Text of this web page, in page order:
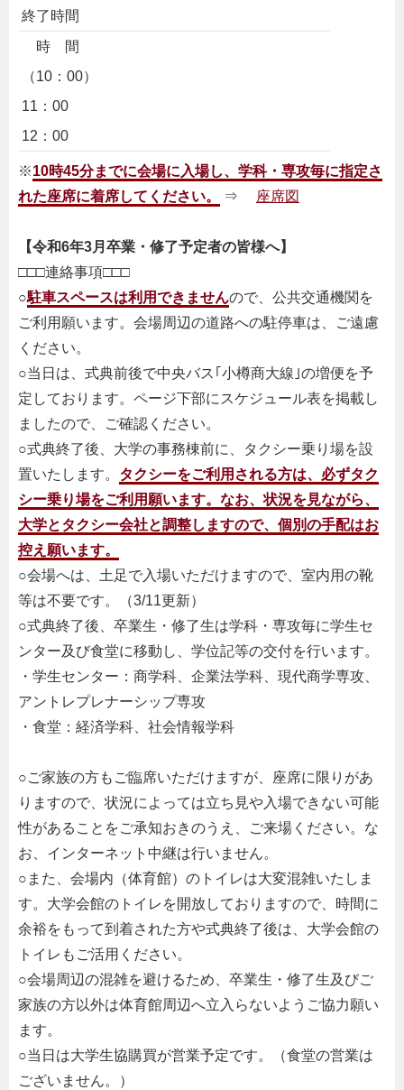
終了時間
時 間
（10：00）
11：00
12：00
※10時45分までに会場に入場し、学科・専攻毎に指定さ
れた座席に着席してください。
⇒ 座席図
【令和6年3月卒業・修了予定者の皆様へ】
□□□連絡事項□□□
○駐車スペースは利用できませんので、公共交通機関を
ご利用願います。会場周辺の道路への駐停車は、ご遠慮
ください。
○当日は、式典前後で中央バス｢小樽商大線｣の増便を予
定しております。ページ下部にスケジュール表を掲載し
ましたので、ご確認ください。
○式典終了後、大学の事務棟前に、タクシー乗り場を設
置いたします。 タクシーをご利用される方は、必ずタク
シー乗り場をご利用願います。なお、状況を見ながら、
大学とタクシー会社と調整しますので、個別の手配はお
控え願います。
○会場へは、土足で入場いただけますので、室内用の靴
等は不要です。（3/11更新）
○式典終了後、卒業生・修了生は学科・専攻毎に学生セ
ンター及び食堂に移動し、学位記等の交付を行います。
・学生センター：商学科、企業法学科、現代商学専攻、
アントレプレナーシップ専攻
・食堂：経済学科、社会情報学科
○ご家族の方もご臨席いただけますが、座席に限りがあ
りますので、状況によっては立ち見や入場できない可能
性があることをご承知おきのうえ、ご来場ください。な
お、インターネット中継は行いません。
○また、会場内（体育館）のトイレは大変混雑いたしま
す。大学会館のトイレを開放しておりますので、時間に
余裕をもって到着された方や式典終了後は、大学会館の
トイレもご活用ください。
○会場周辺の混雑を避けるため、卒業生・修了生及びご
家族の方以外は体育館周辺へ立入らないようご協力願い
ます。
○当日は大学生協購買が営業予定です。（食堂の営業は
ございません。）